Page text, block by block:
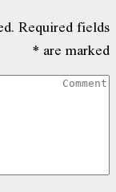
Required fields
are marked
*